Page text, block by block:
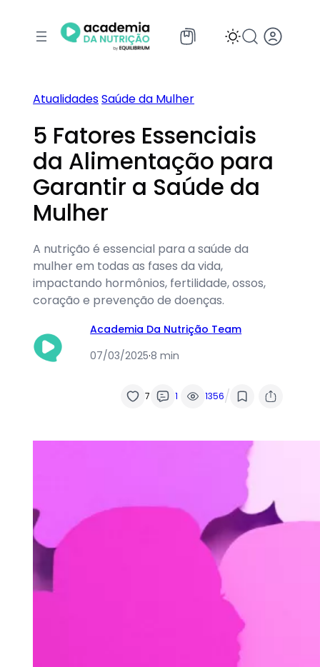
AtualidadesSaúde da Mulher
5 Fatores Essenciais
da Alimentação para
Garantir a Saúde da
Mulher
A nutrição é essencial para a saúde da
mulher em todas as fases da vida,
impactando hormônios, fertilidade, ossos,
coração e prevenção de doenças.
Academia Da Nutrição Team
07/03/2025·8 min
7 1 1356/